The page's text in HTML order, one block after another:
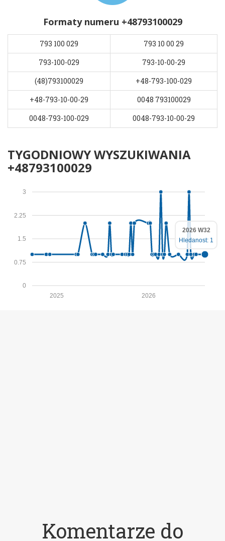
Formaty numeru +48793100029
793 100 029
793 10 00 29
793-100-029
793-10-00-29
(48)793100029
+48-793-100-029
+48-793-10-00-29
0048 793100029
0048-793-100-029
0048-793-10-00-29
TYGODNIOWY WYSZUKIWANIA
+48793100029
0
0.75
1.5
2.25
3
2026
2025
2026 W32
Hledanost: 1
Komentarze do